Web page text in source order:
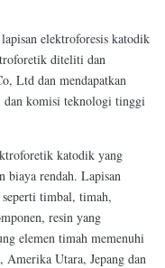
elektroforesis katodik
diteliti dan
Ltd dan mendapatkan
dan komisi teknologi tinggi
katodik yang
biaya rendah. Lapisan
timbal, timah,
resin yang
elemen timah memenuhi
Utara, Jepang dan